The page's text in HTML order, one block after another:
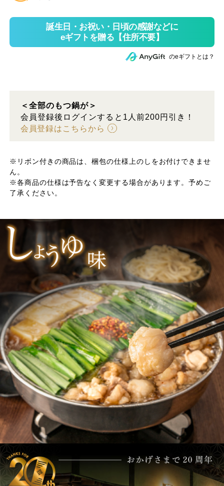
のeギフトとは？
＜全部のもつ鍋が＞
会員登録後ログインすると1人前200円引き！
会員登録はこちらから
※リボン付きの商品は、梱包の仕様上のしをお付けできませ
ん。
※各商品の仕様は予告なく変更する場合があります。予めご
了承ください。